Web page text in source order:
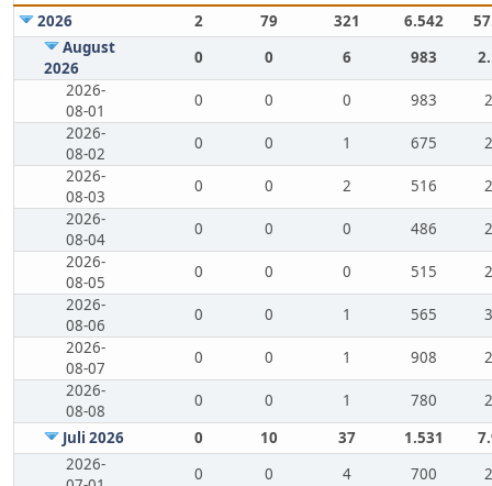
2026 2 79 321 6.542
August
2026
0 0 6 983
2026-
08-01
0 0 0 983
2026-
08-02
0 0 1 675
2026-
08-03
0 0 2 516
2026-
08-04
0 0 0 486
2026-
08-05
0 0 0 515
2026-
08-06
0 0 1 565
2026-
08-07
0 0 1 908
2026-
08-08
0 0 1 780
Juli 2026
0 10 37 1.531
2026-
0 0 4 700